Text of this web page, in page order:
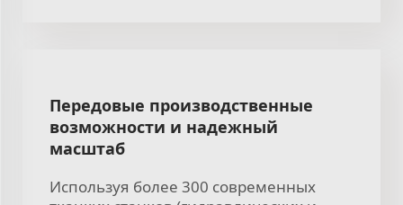
Передовые производственные
возможности и надежный
масштаб
Используя более 300 современных